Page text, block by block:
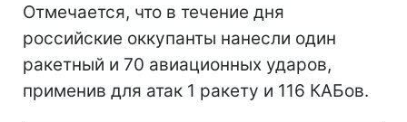
Отмечается, что в течение дня
российские оккупанты нанесли один
ракетный и 70 авиационных ударов,
применив для атак 1 ракету и 116 КАБов.